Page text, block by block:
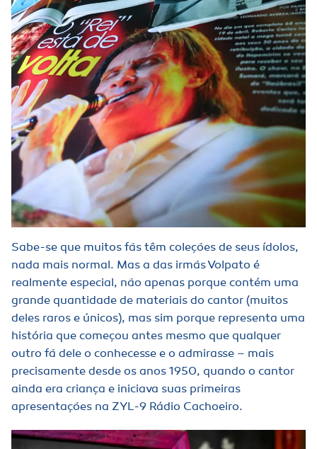
Sabe-se que muitos fãs têm coleções de seus ídolos,
nada mais normal. Mas a das irmãs Volpato é
realmente especial, não apenas porque contém uma
grande quantidade de materiais do cantor (muitos
deles raros e únicos), mas sim porque representa uma
história que começou antes mesmo que qualquer
outro fã dele o conhecesse e o admirasse – mais
precisamente desde os anos 1950, quando o cantor
ainda era criança e iniciava suas primeiras
apresentações na ZYL-9 Rádio Cachoeiro.